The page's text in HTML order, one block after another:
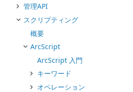
管理API
スクリプティング
概要
ArcScript
ArcScript 入門
キーワード
オペレーション